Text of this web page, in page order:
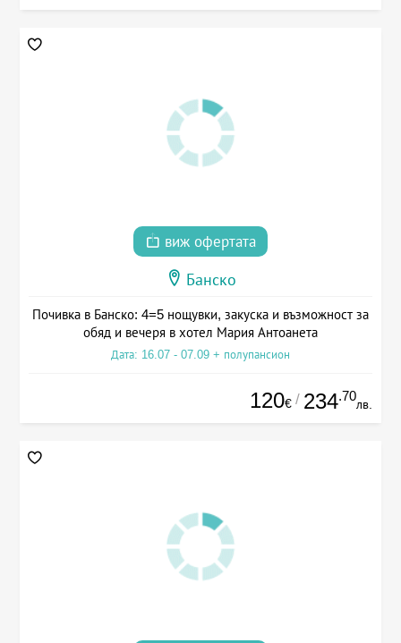
виж офертата
Банско
Почивка в Банско: 4=5 нощувки, закуска и възможност за
обяд и вечеря в хотел Мария Антоанета
Дата: 16.07 - 07.09 + полупансион
120€ / 234.70
лв.